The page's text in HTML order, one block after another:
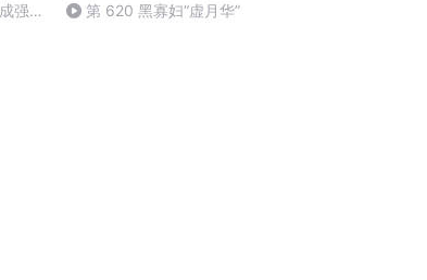
强
第 620 黑寡妇“虚月华”